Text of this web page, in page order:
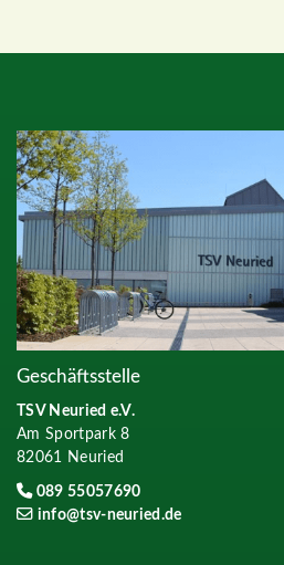
Geschäftsstelle
TSV Neuried e.V.
Am Sportpark 8
82061 Neuried
089 55057690
info@tsv-neuried.de